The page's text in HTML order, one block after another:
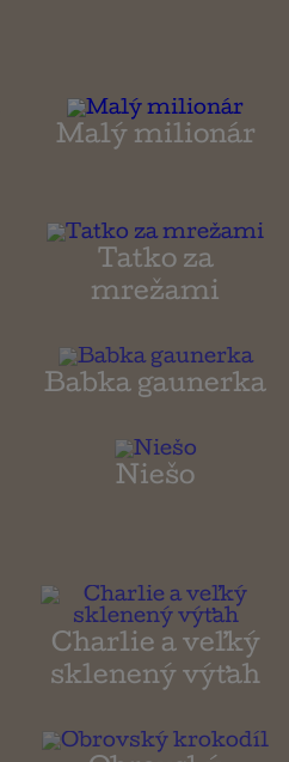
Malý milionár
Tatko za
mrežami
Babka gaunerka
Niešo
Charlie a veľký
sklenený výťah